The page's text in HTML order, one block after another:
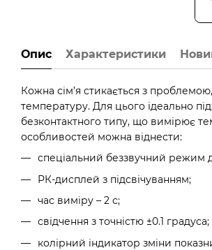
Опис Характеристики
Кожна сім’я стикається з
температуру. Для цього ідеально
безконтактного типу, що вимірює
особливостей можна віднести:
спеціальний беззвучний режим
РК-дисплей з підсвічуванням;
час виміру – 2 с;
свідчення з точністю ±0.1 градуса;
колірний індикатор зміни